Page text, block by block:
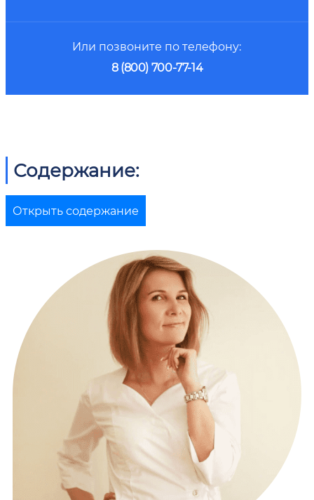
Или позвоните по телефону:
8 (800) 700-77-14
Содержание:
Открыть содержание